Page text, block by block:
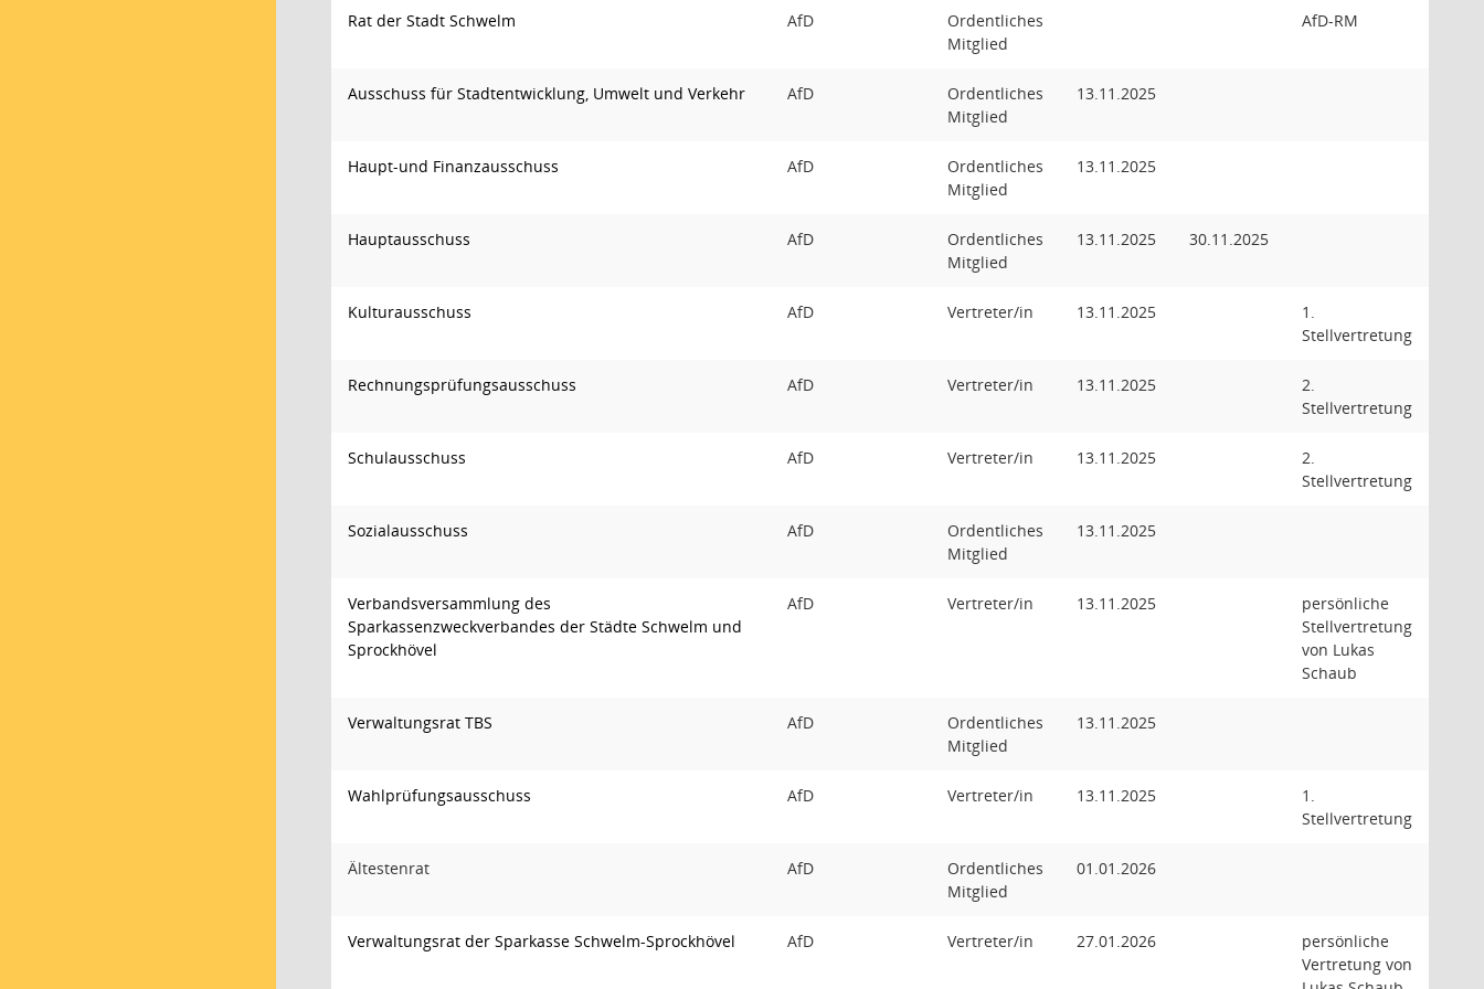
Rat der Stadt Schwelm AfD
Ordentliches
Mitglied
AfD-RM
Ausschuss für Stadtentwicklung, Umwelt und Verkehr AfD
Ordentliches
Mitglied
13.11.2025
Haupt-und Finanzausschuss AfD
Ordentliches
Mitglied
13.11.2025
Hauptausschuss AfD
Ordentliches
Mitglied
13.11.2025 30.11.2025
Kulturausschuss AfD Vertreter/in 13.11.2025
1.
Stellvertretung
Rechnungsprüfungsausschuss AfD Vertreter/in 13.11.2025
2.
Stellvertretung
Schulausschuss AfD Vertreter/in 13.11.2025
2.
Stellvertretung
Sozialausschuss AfD
Ordentliches
Mitglied
13.11.2025
Verbandsversammlung des
Sparkassenzweckverbandes der Städte Schwelm und
Sprockhövel
AfD Vertreter/in 13.11.2025
persönliche
Stellvertretung
von Lukas
Schaub
Verwaltungsrat TBS AfD
Ordentliches
Mitglied
13.11.2025
Wahlprüfungsausschuss AfD Vertreter/in 13.11.2025
1.
Stellvertretung
Ältestenrat AfD
Ordentliches
Mitglied
01.01.2026
Verwaltungsrat der Sparkasse Schwelm-Sprockhövel AfD Vertreter/in 27.01.2026
persönliche
Vertretung von